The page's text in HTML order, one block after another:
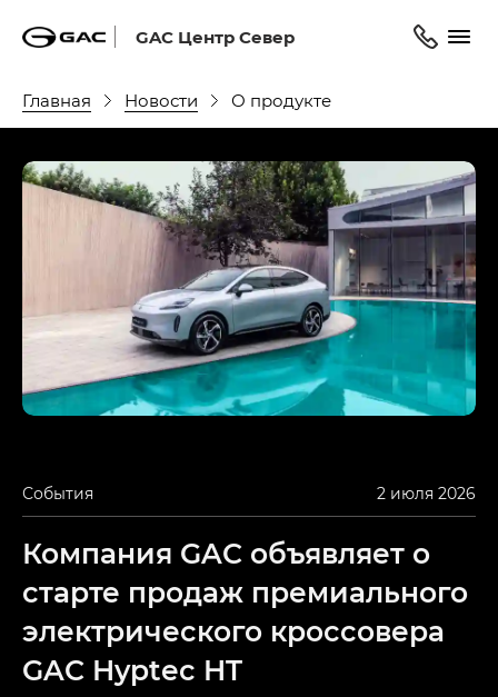
GAC Центр Север
Главная Новости О продукте
События 2 июля 2026
Компания GAC объявляет о
старте продаж премиального
электрического кроссовера
GAC Hyptec HT